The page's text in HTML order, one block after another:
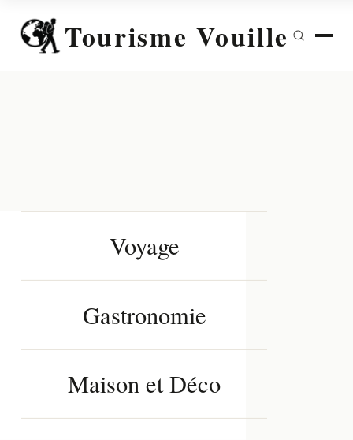
Tourisme Vouille
Voyage
Gastronomie
Maison et Déco